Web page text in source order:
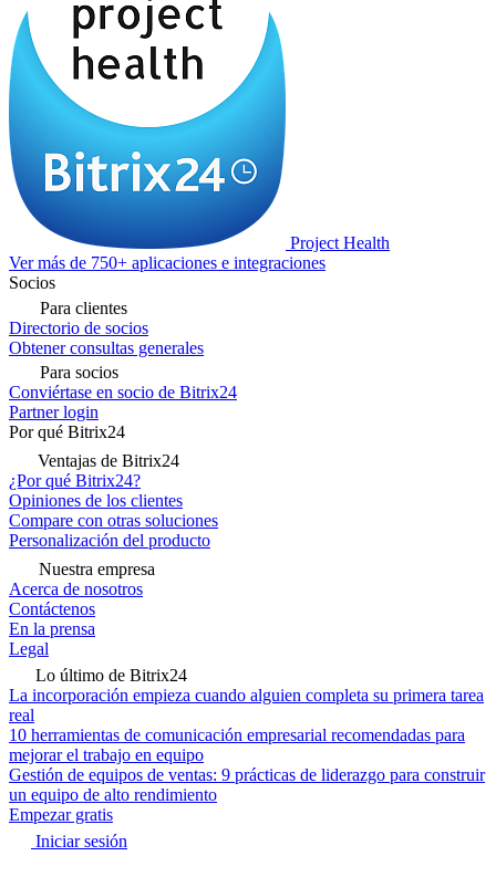
Project Health
Ver más de 750+ aplicaciones e integraciones
Socios
Para clientes
Directorio de socios
Obtener consultas generales
Para socios
Conviértase en socio de Bitrix24
Partner login
Por qué Bitrix24
Ventajas de Bitrix24
¿Por qué Bitrix24?
Opiniones de los clientes
Compare con otras soluciones
Personalización del producto
Nuestra empresa
Acerca de nosotros
Contáctenos
En la prensa
Legal
Lo último de Bitrix24
La incorporación empieza cuando alguien completa su primera tarea
real
10 herramientas de comunicación empresarial recomendadas para
mejorar el trabajo en equipo
Gestión de equipos de ventas: 9 prácticas de liderazgo para construir
un equipo de alto rendimiento
Empezar gratis
Iniciar sesión